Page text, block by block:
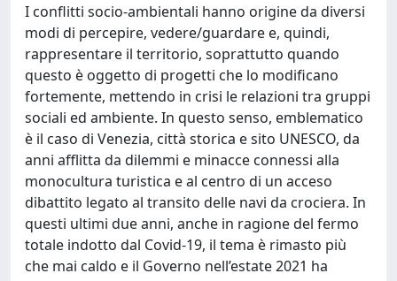
I conflitti socio-ambientali hanno origine da diversi
modi di percepire, vedere/guardare e, quindi,
rappresentare il territorio, soprattutto quando
questo è oggetto di progetti che lo modificano
fortemente, mettendo in crisi le relazioni tra gruppi
sociali ed ambiente. In questo senso, emblematico
è il caso di Venezia, città storica e sito UNESCO, da
anni afflitta da dilemmi e minacce connessi alla
monocultura turistica e al centro di un acceso
dibattito legato al transito delle navi da crociera. In
questi ultimi due anni, anche in ragione del fermo
totale indotto dal Covid-19, il tema è rimasto più
che mai caldo e il Governo nell’estate 2021 ha